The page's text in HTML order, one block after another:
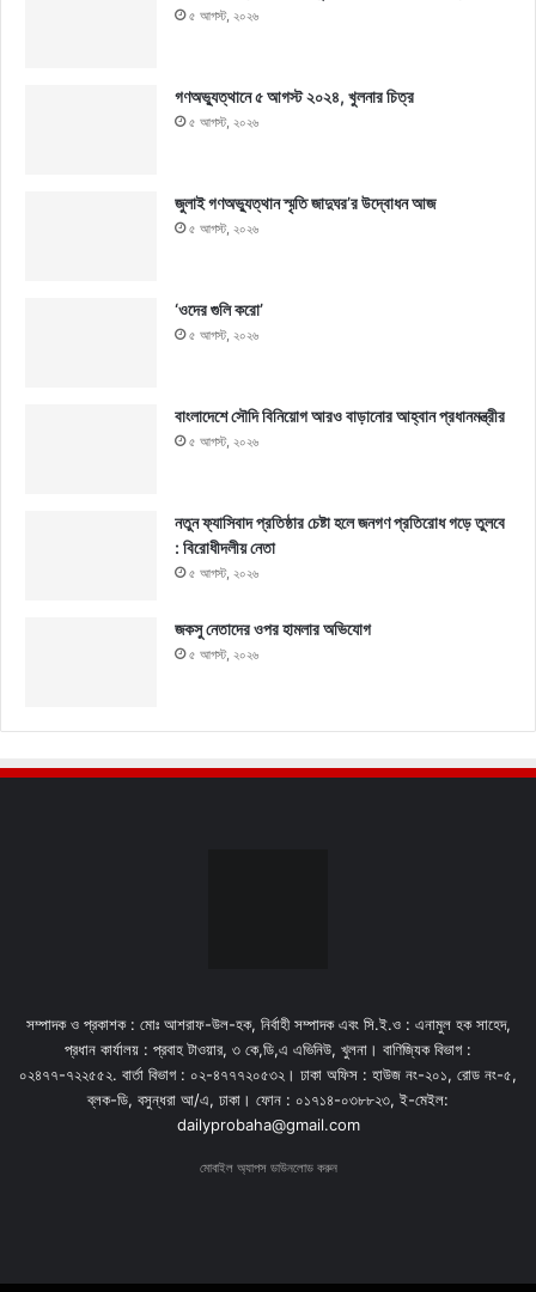
৫ আগস্ট, ২০২৬
গণঅভ্যুত্থানে ৫ আগস্ট ২০২৪, খুলনার চিত্র
৫ আগস্ট, ২০২৬
জুলাই গণঅভ্যুত্থান স্মৃতি জাদুঘর’র উদ্বোধন আজ
৫ আগস্ট, ২০২৬
‘ওদের গুলি করো’
৫ আগস্ট, ২০২৬
বাংলাদেশে সৌদি বিনিয়োগ আরও বাড়ানোর আহ্বান প্রধানমন্ত্রীর
৫ আগস্ট, ২০২৬
নতুন ফ্যাসিবাদ প্রতিষ্ঠার চেষ্টা হলে জনগণ প্রতিরোধ গড়ে তুলবে
: বিরোধীদলীয় নেতা
৫ আগস্ট, ২০২৬
জকসু নেতাদের ওপর হামলার অভিযোগ
৫ আগস্ট, ২০২৬
সম্পাদক ও প্রকাশক : মোঃ আশরাফ-উল-হক, নির্বাহী সম্পাদক এবং সি.ই.ও : এনামুল হক সাহেদ,
প্রধান কার্যালয় : প্রবাহ টাওয়ার, ৩ কে,ডি,এ এভিনিউ, খুলনা। বাণিজ্যিক বিভাগ :
০২৪৭৭-৭২২৫৫২. বার্তা বিভাগ : ০২-৪৭৭৭২০৫৩২। ঢাকা অফিস : হাউজ নং-২০১, রোড নং-৫,
ব্লক-ডি, বসুন্ধরা আ/এ, ঢাকা। ফোন : ০১৭১৪-০৩৮৮২৩, ই-মেইল:
dailyprobaha@gmail.com
মোবাইল অ্যাপস ডাউনলোড করুন